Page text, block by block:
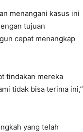
menangani kasus ini
tujuan
cepat menangkap
tindakan mereka
tidak bisa terima ini,”
yang telah